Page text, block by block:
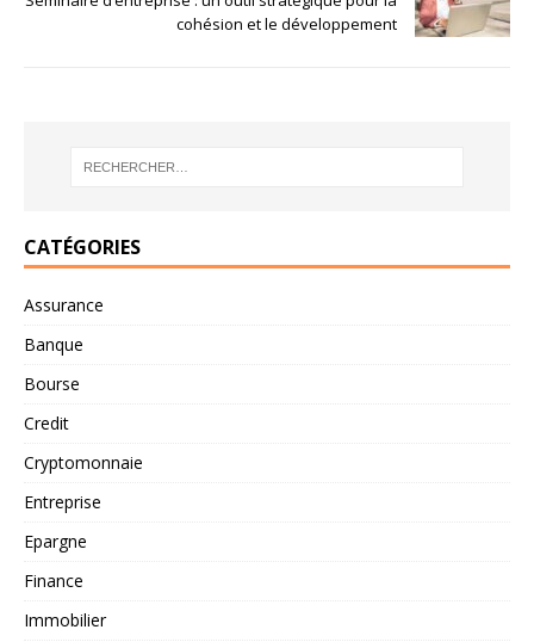
cohésion et le développement
CATÉGORIES
Assurance
Banque
Bourse
Credit
Cryptomonnaie
Entreprise
Epargne
Finance
Immobilier